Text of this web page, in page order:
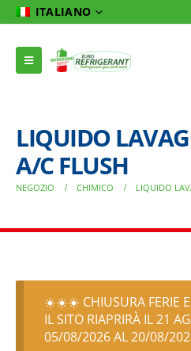
ITALIANO
LIQUIDO
A/C FLUSH
NEGOZIO CHIMICO LIQUIDO
☀️☀️☀️ CHIUSURA FERIE
IL SITO RIAPRIRÀ IL 21
05/08/2026 AL 20/08/